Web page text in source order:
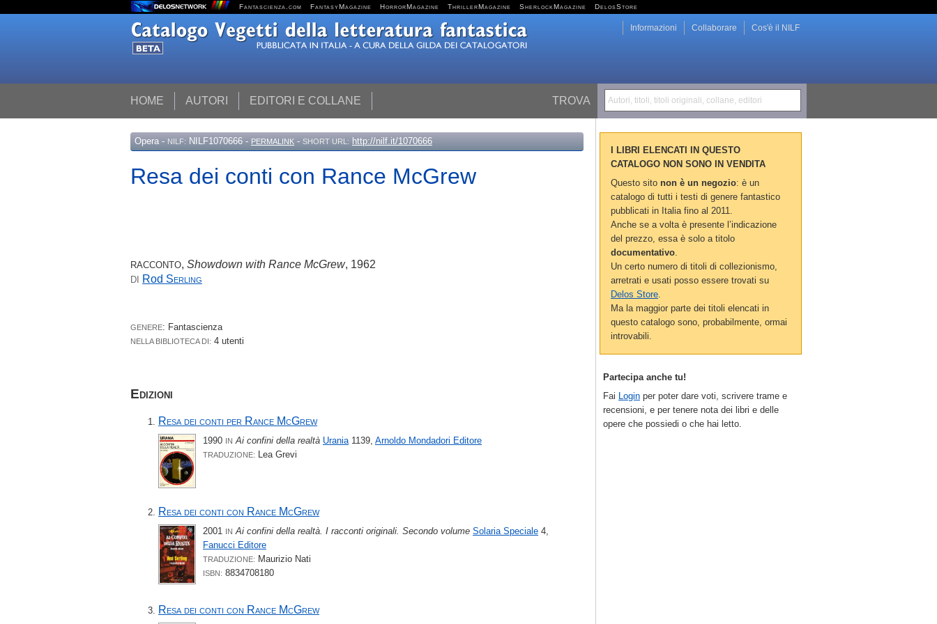
Fantascienza.com FantasyMagazine HorrorMagazine ThrillerMagazine SherlockMagazine DelosStore
TROVA Autori, titoli, titoli originali, collane, editori
HOME AUTORI EDITORI E COLLANE
Cos'è il NILF
Collaborare
Informazioni
Opera - NILF: NILF1070666 - PERMALINK - SHORT URL: http://nilf.it/1070666
Resa dei conti con Rance McGrew
RACCONTO, Showdown with Rance McGrew, 1962
DI Rod Serling
GENERE: Fantascienza
NELLA BIBLIOTECA DI: 4 utenti
Edizioni
Resa dei conti per Rance McGrew
1990 IN Ai confini della realtà Urania 1139, Arnoldo Mondadori Editore
TRADUZIONE: Lea Grevi
Resa dei conti con Rance McGrew
2001 IN Ai confini della realtà. I racconti originali. Secondo volume Solaria Speciale 4,
Fanucci Editore
TRADUZIONE: Maurizio Nati
ISBN: 8834708180
Resa dei conti con Rance McGrew
I LIBRI ELENCATI IN QUESTO
CATALOGO NON SONO IN VENDITA
Questo sito non è un negozio: è un
catalogo di tutti i testi di genere fantastico
pubblicati in Italia fino al 2011.
Anche se a volta è presente l’indicazione
del prezzo, essa è solo a titolo
documentativo
Un certo numero di titoli di collezionismo,
arretrati e usati posso essere trovati su
Delos Store
Ma la maggior parte dei titoli elencati in
questo catalogo sono, probabilmente, ormai
introvabili.
Partecipa anche tu!
Fai Login per poter dare voti, scrivere trame e
recensioni, e per tenere nota dei libri e delle
opere che possiedi o che hai letto.